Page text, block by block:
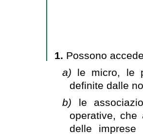
1. Possono
a) le micro, le
definite dalle
b) le
operative, che
delle